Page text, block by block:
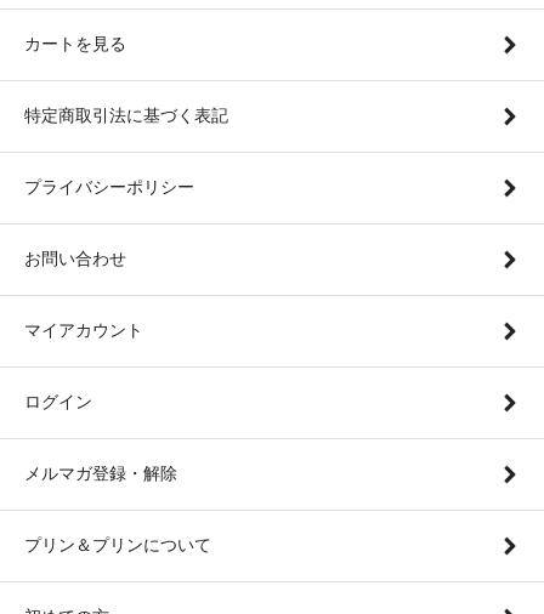
カートを見る
特定商取引法に基づく表記
プライバシーポリシー
お問い合わせ
マイアカウント
ログイン
メルマガ登録・解除
プリン＆プリンについて